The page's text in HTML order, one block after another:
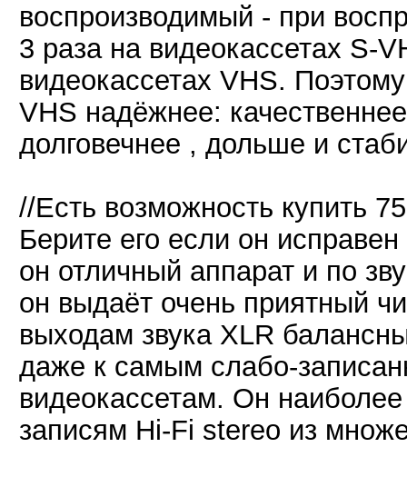
воспроизводимый - при
3 раза на видеокассетах S-
видеокассетах VHS.
VHS надёжнее:
долговечнее , дольше и
//Есть возможность купить
Берите его если он
он отличный аппарат и по
он выдаёт очень приятный
выходам звука XLR
даже к самым слабо-
видеокассетам. Он
записям Hi-Fi stereo из